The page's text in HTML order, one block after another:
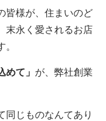
皆様が、住まいのど
末永く愛されるお店
めて」 が、弊社創業
同じものなんてあり